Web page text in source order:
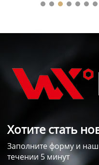
Хотите стать
Заполните форму и наш
течении 5 минут